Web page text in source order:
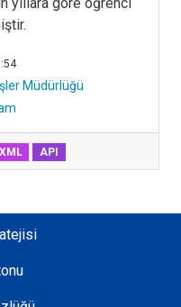
Müdürlüğü
XML API